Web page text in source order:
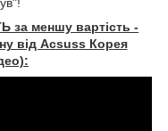
меншу вартість -
від Acsuss Корея